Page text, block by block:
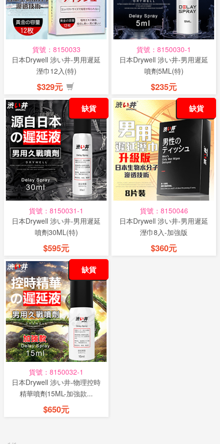
話
或
簡
發
說
明
貨號：8150033
日本Drywell 涉い井-男用遲延
溼巾12入(特)
$329元
貨號：8150030-1
日本Drywell 涉い井-男用遲延
噴劑5ML(特)
$235元
貨號：8150031-1
日本Drywell 涉い井-男用遲延
噴劑30ML(特)
$595元
缺貨
貨號：8150046
日本Drywell 涉い井-男用遲延
溼巾8入-加強版
$360元
缺貨
貨號：8150032-1
日本Drywell 涉い井-物理控時
精華噴劑15ML-加強款...
$650元
缺貨